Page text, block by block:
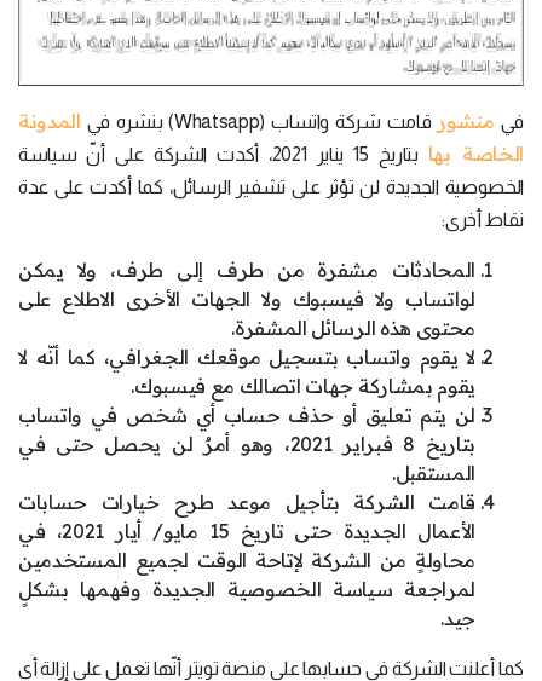
في منشور قامت شركة واتساب (Whatsapp) بنشره في
المدونة
الخاصة بها
بتاريخ 15 يناير 2021، أكدت الشركة على أنّ سياسة
الخصوصية الجديدة لن تؤثر على تشفير الرسائل، كما أكدت على عدة
نقاط أخرى:
المحادثات مشفرة من طرف إلى طرف، ولا يمكن
لواتساب ولا فيسبوك ولا الجهات الأخرى الاطلاع على
محتوى هذه الرسائل المشفرة.
لا يقوم واتساب بتسجيل موقعك الجغرافي، كما أنّه لا
يقوم بمشاركة جهات اتصالك مع فيسبوك.
لن يتم تعليق أو حذف حساب أي شخص في واتساب
بتاريخ 8 فبراير 2021، وهو أمرٌ لن يحصل حتى في
المستقبل.
قامت الشركة بتأجيل موعد طرح خيارات حسابات
الأعمال الجديدة حتى تاريخ 15 مايو/ أيار 2021، في
محاولةٍ من الشركة لإتاحة الوقت لجميع المستخدمين
لمراجعة سياسة الخصوصية الجديدة وفهمها بشكلٍ
جيد.
كما أعلنت الشركة في حسابها على منصة تويتر أنّها تعمل على إزالة أي